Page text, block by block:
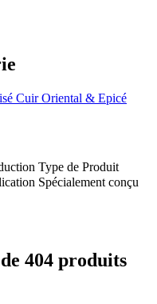
Cuir Oriental & Epicé
Type de Produit
Spécialement conçu
404 produits